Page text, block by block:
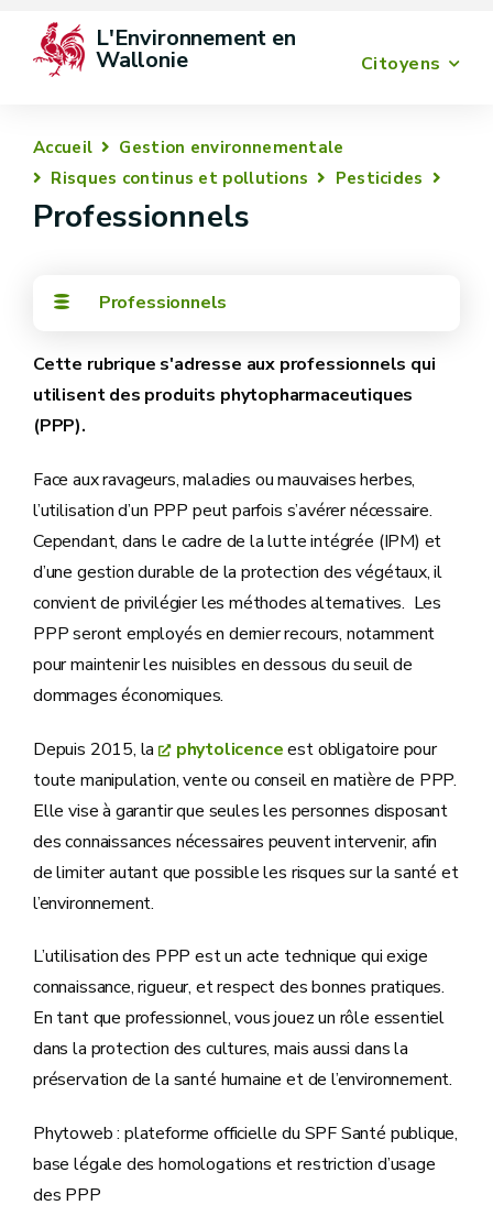
Citoyens
L'Environnement en
Wallonie
Accueil
Gestion environnementale
Risques continus et pollutions
Pesticides
Professionnels
Professionnels
Cette rubrique s'adresse aux professionnels qui
utilisent des produits phytopharmaceutiques
(PPP).
Face aux ravageurs, maladies ou mauvaises herbes,
l’utilisation d’un PPP peut parfois s’avérer nécessaire.
Cependant, dans le cadre de la lutte intégrée (IPM) et
d’une gestion durable de la protection des végétaux, il
convient de privilégier les méthodes alternatives. Les
PPP seront employés en dernier recours, notamment
pour maintenir les nuisibles en dessous du seuil de
dommages économiques.
Depuis 2015, la phytolicenceest obligatoire pour
toute manipulation, vente ou conseil en matière de PPP.
Elle vise à garantir que seules les personnes disposant
des connaissances nécessaires peuvent intervenir, afin
de limiter autant que possible les risques sur la santé et
l’environnement.
L’utilisation des PPP est un acte technique qui exige
connaissance, rigueur, et respect des bonnes pratiques.
En tant que professionnel, vous jouez un rôle essentiel
dans la protection des cultures, mais aussi dans la
préservation de la santé humaine et de l’environnement.
Phytoweb : plateforme officielle du SPF Santé publique,
base légale des homologations et restriction d’usage
des PPP